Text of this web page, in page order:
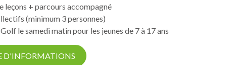
leçons + parcours accompagné
(minimum 3 personnes)
le samedi matin pour les jeunes de 7 à 17 ans
D'INFORMATIONS